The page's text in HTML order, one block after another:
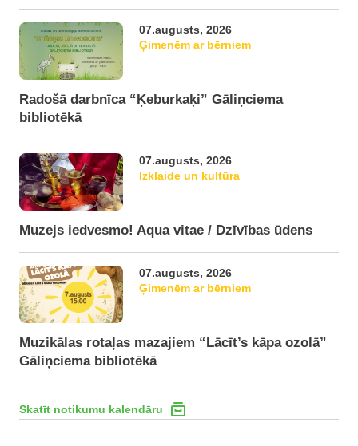
07.augusts, 2026
Ģimenēm ar bērniem
Radošā darbnīca “Ķeburkaķi” Gāliņciema
bibliotēkā
07.augusts, 2026
Izklaide un kultūra
Muzejs iedvesmo! Aqua vitae / Dzīvības ūdens
07.augusts, 2026
Ģimenēm ar bērniem
Muzikālas rotaļas mazajiem “Lācīt’s kāpa ozolā”
Gāliņciema bibliotēkā
Skatīt notikumu kalendāru